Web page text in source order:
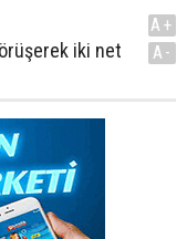
iki net
A+
A-